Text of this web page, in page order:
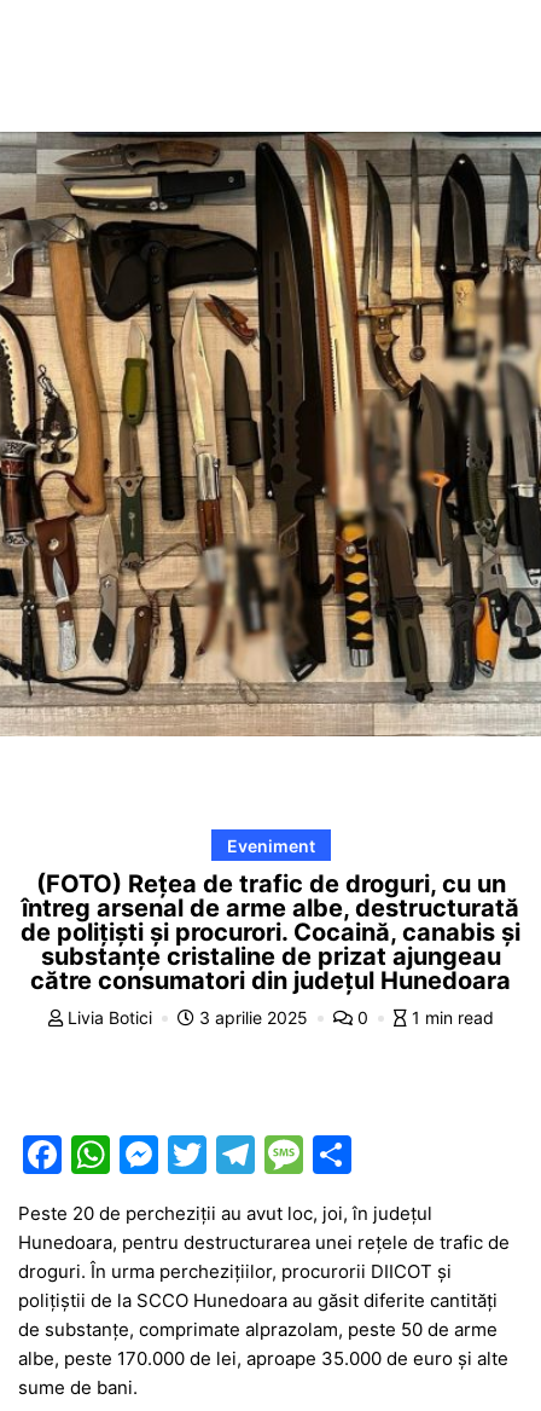
Eveniment
(FOTO) Rețea de trafic de droguri, cu un
întreg arsenal de arme albe, destructurată
de polițiști și procurori. Cocaină, canabis și
substanțe cristaline de prizat ajungeau
către consumatori din județul Hunedoara
Livia Botici 3 aprilie 2025 0 1 min read
F
c
e
b
o
o
W
at
s
A
p
p
M
s
s
e
n
T
w
itt
er
T
e
gr
a
m
M
e
s
s
a
g
ar
ta
je
a
z
Peste 20 de percheziții au avut loc, joi, în județul
Hunedoara, pentru destructurarea unei rețele de trafic de
droguri. În urma perchezițiilor, procurorii DIICOT și
polițiștii de la SCCO Hunedoara au găsit diferite cantități
de substanțe, comprimate alprazolam, peste 50 de arme
albe, peste 170.000 de lei, aproape 35.000 de euro și alte
sume de bani.